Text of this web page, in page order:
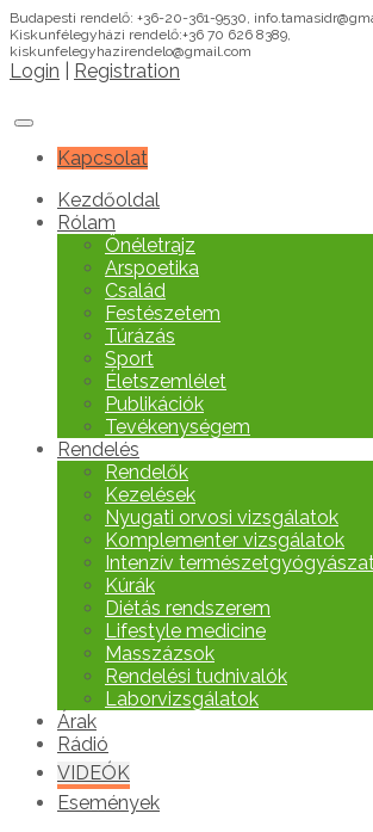
Budapesti rendelő: +36-20-361-9530,
Kiskunfélegyházi rendelő:+36 70 626 8389,
kiskunfelegyhazirendelo@gmail.com
Login Registration
Kapcsolat
Kezdőoldal
Rólam
Önéletrajz
Arspoetika
Család
Festészetem
Túrázás
Sport
Életszemlélet
Publikációk
Tevékenységem
Rendelés
Rendelők
Kezelések
Nyugati orvosi vizsgálatok
Komplementer vizsgálatok
Intenzív
Kúrák
Diétás rendszerem
Lifestyle medicine
Masszázsok
Rendelési tudnivalók
Laborvizsgálatok
Árak
Rádió
VIDEÓK
Események